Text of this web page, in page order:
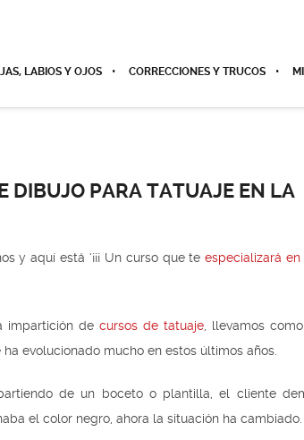
LABIOS Y OJOS CORRECCIONES Y TRUCOS
DIBUJO PARA TATUAJE EN LA
y aquí está ‘¡¡¡ Un curso que teespecializará
impartición decursos de tatuaje, llevamos
evolucionado mucho en estos últimos años.
de un boceto o plantilla, el cliente
el color negro, ahora la situación ha cambiado.